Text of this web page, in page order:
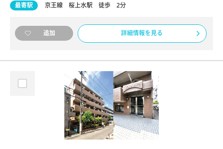
最寄駅 京王線 桜上水駅 徒歩 2分
追加 詳細情報を見る